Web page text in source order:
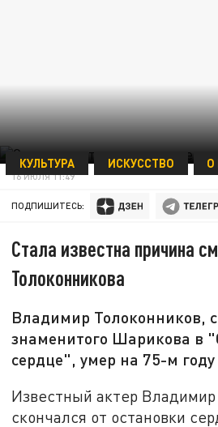
КУЛЬТУРА ИСКУССТВО О
16 ИЮЛЯ 11:49
ПОДПИШИТЕСЬ:
Стала известна причина
Толоконникова
Владимир Толоконников,
знаменитого Шарикова в
сердце", умер на 75-м
Известный актер Владимир
скончался от остановки